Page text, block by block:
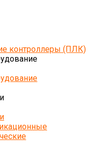
контроллеры (ПЛК)